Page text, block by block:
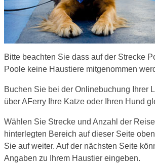
Bitte beachten Sie dass auf der Strecke
Poole keine Haustiere mitgenommen
Buchen Sie bei der Onlinebuchung Ihrer
über AFerry Ihre Katze oder Ihren Hund
Wählen Sie Strecke und Anzahl der
hinterlegten Bereich auf dieser Seite
Sie auf weiter. Auf der nächsten Seite
Angaben zu Ihrem Haustier eingeben.